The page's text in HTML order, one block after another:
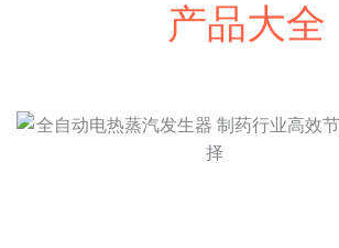
产品大全